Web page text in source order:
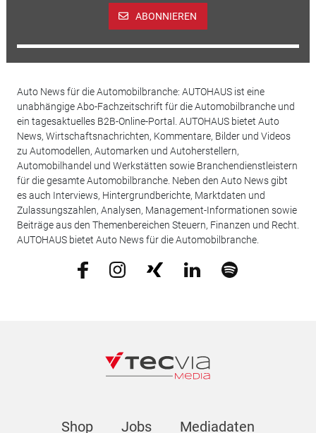
ABONNIEREN
Auto News für die Automobilbranche: AUTOHAUS ist eine
unabhängige Abo-Fachzeitschrift für die Automobilbranche und
ein tagesaktuelles B2B-Online-Portal. AUTOHAUS bietet Auto
News, Wirtschaftsnachrichten, Kommentare, Bilder und Videos
zu Automodellen, Automarken und Autoherstellern,
Automobilhandel und Werkstätten sowie Branchendienstleistern
für die gesamte Automobilbranche. Neben den Auto News gibt
es auch Interviews, Hintergrundberichte, Marktdaten und
Zulassungszahlen, Analysen, Management-Informationen sowie
Beiträge aus den Themenbereichen Steuern, Finanzen und Recht.
AUTOHAUS bietet Auto News für die Automobilbranche.
Shop Jobs Mediadaten